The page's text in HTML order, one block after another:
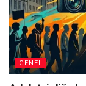
GENEL